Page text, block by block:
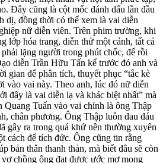
Đây cũng là cột mốc đánh dấu lần đầu
dị, đồng thời có thể xem là vai diễn
nữ diễn viên. Trên phim trường, khi
lớp hóa trang, diễn thử một cảnh, tất cả
lặng người trong phút chốc, để rồi
diễn Trần Hữu Tấn kể trước đó anh và
gian để phân tích, thuyết phục “tắc kè
vào vai này. Theo anh, lúc đó nữ diễn
đây là vai diễn lạ và khác biệt nhất” mà
Quang Tuấn vào vai chính là ông Thập
chân phương. Ông Thập luôn đau đáu
gây ra trong quá khứ nên thường xuyên
cách để tích đức. Ông cũng tin rằng
bản thân thanh thản, mà biết đâu sẽ còn
chồng ông đạt được ước mơ mong